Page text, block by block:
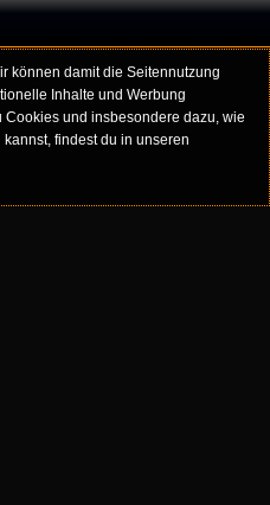
können damit die Seitennutzung
Inhalte und Werbung
und insbesondere dazu, wie
findest du in unseren